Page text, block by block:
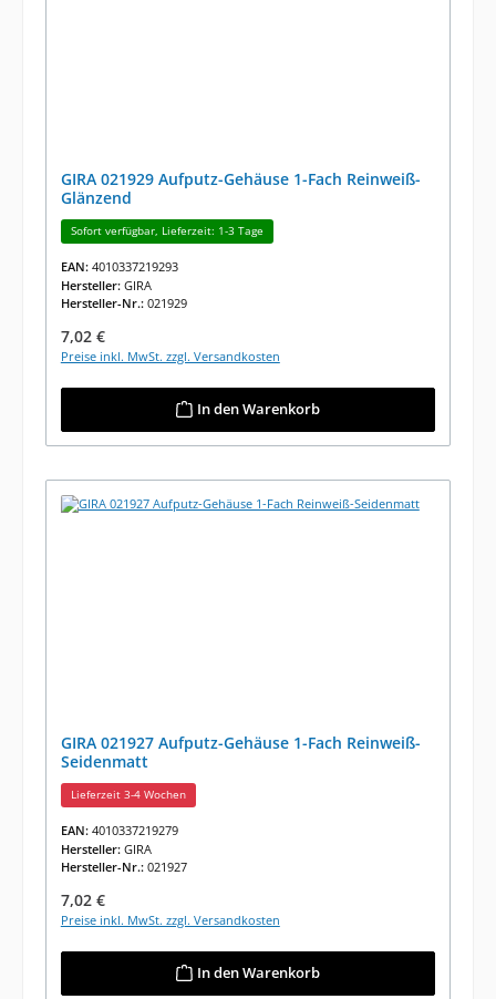
GIRA 021929 Aufputz-Gehäuse 1-Fach Reinweiß-
Glänzend
Sofort verfügbar, Lieferzeit: 1-3 Tage
EAN: 4010337219293
Hersteller: GIRA
Hersteller-Nr.: 021929
Regulärer Preis:
7,02 €
Preise inkl. MwSt. zzgl. Versandkosten
In den Warenkorb
GIRA 021927 Aufputz-Gehäuse 1-Fach Reinweiß-
Seidenmatt
Lieferzeit 3-4 Wochen
EAN: 4010337219279
Hersteller: GIRA
Hersteller-Nr.: 021927
Regulärer Preis:
7,02 €
Preise inkl. MwSt. zzgl. Versandkosten
In den Warenkorb